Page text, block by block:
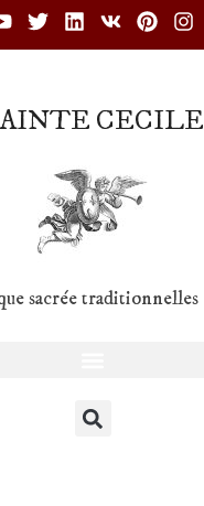
CECILE
sacrée traditionnelles